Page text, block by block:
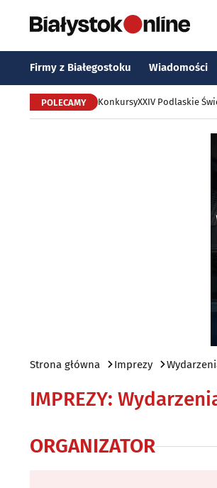
Firmy z Białegostoku Wiadomości
POLECAMY KonkursyXXIV Podlaskie
Strona główna Imprezy
IMPREZY:
ORGANIZATOR